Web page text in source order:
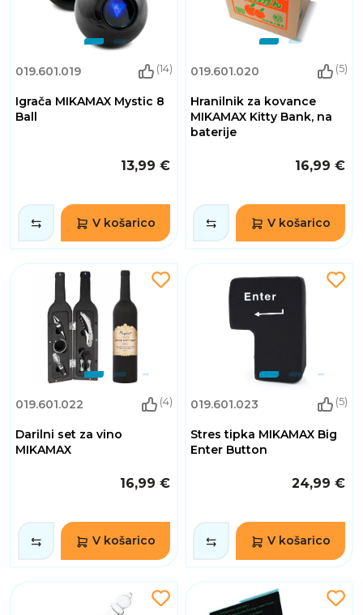
019.601.019 (14)
Igrača MIKAMAX Mystic 8
Ball
13,99 €
V košarico
019.601.020 (5)
Hranilnik za kovance
MIKAMAX Kitty Bank, na
baterije
16,99 €
V košarico
019.601.022 (4)
Darilni set za vino
MIKAMAX
16,99 €
V košarico
019.601.023 (5)
Stres tipka MIKAMAX Big
Enter Button
24,99 €
V košarico